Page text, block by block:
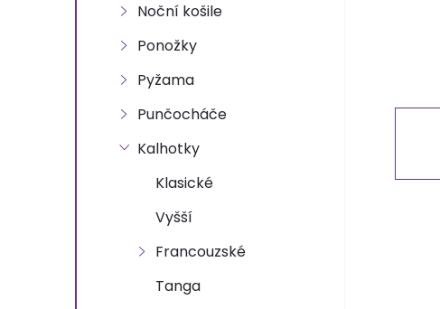
Noční košile
Ponožky
Pyžama
Punčocháče
Kalhotky
Klasické
Vyšší
Francouzské
Tanga